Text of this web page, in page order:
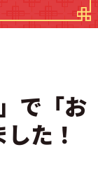
で「お
た！